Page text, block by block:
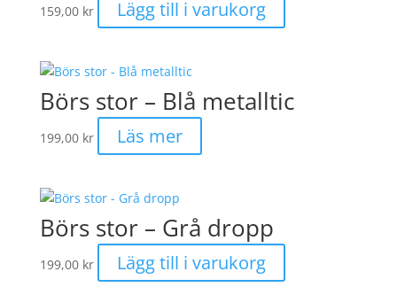
159,00 kr Lägg till i varukorg
Börs stor – Blå metalltic
199,00 kr Läs mer
Börs stor – Grå dropp
199,00 kr Lägg till i varukorg